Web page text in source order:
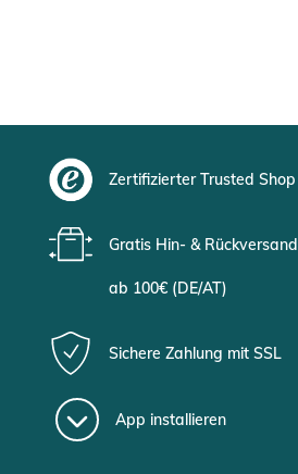
Zertifizierter Trusted Shop
Gratis Hin- & Rückversand
ab 100€ (DE/AT)
Sichere Zahlung mit SSL
App installieren